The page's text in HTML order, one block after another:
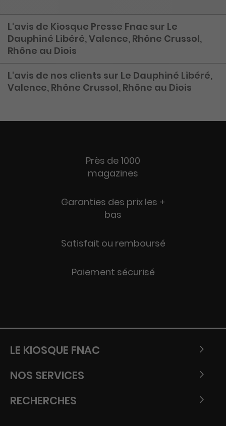
L'avis de Kiosque Presse Fnac sur Le
Dauphiné Libéré, Valence, Rhône Crussol,
Rhône au Diois
L'avis de nos clients sur Le Dauphiné Libéré,
Valence, Rhône Crussol, Rhône au Diois
Près de 1000
magazines
Garanties des prix les +
bas
Satisfait ou remboursé
Paiement sécurisé
LE KIOSQUE FNAC
NOS SERVICES
RECHERCHES